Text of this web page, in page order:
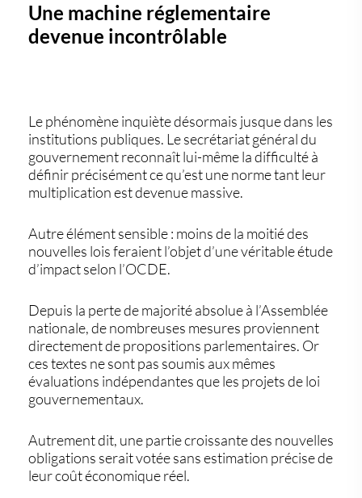
Une machine réglementaire
devenue incontrôlable
Le phénomène inquiète désormais jusque dans les
institutions publiques. Le secrétariat général du
gouvernement reconnaît lui-même la difficulté à
définir précisément ce qu’est une norme tant leur
multiplication est devenue massive.
Autre élément sensible : moins de la moitié des
nouvelles lois feraient l’objet d’une véritable étude
d’impact selon l’OCDE.
Depuis la perte de majorité absolue à l’Assemblée
nationale, de nombreuses mesures proviennent
directement de propositions parlementaires. Or
ces textes ne sont pas soumis aux mêmes
évaluations indépendantes que les projets de loi
gouvernementaux.
Autrement dit, une partie croissante des nouvelles
obligations serait votée sans estimation précise de
leur coût économique réel.